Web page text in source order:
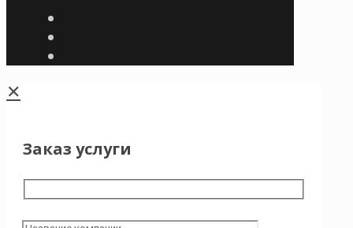
✕
Заказ услуги